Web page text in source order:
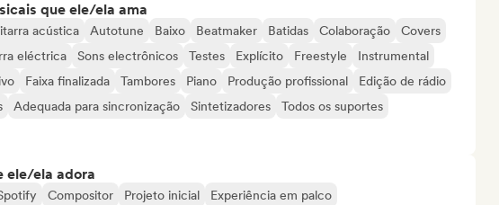
que ele/ela ama
acústica Autotune Baixo Beatmaker Batidas Colaboração
Covers
eléctrica Sons electrônicos Testes Explícito Freestyle
Instrumental
Faixa finalizada Tambores Piano Produção profissional
Edição de rádio
Adequada para sincronização Sintetizadores
Todos os suportes
ele/ela adora
Compositor Projeto inicial
Experiência em palco